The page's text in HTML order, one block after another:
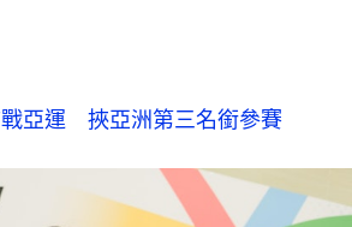
亞運　挾亞洲第三名銜參賽